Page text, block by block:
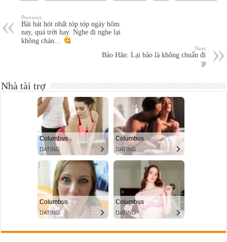
Previous
Bài hát hót nhất tóp tóp ngày hôm
nay, quá trời hay. Nghe đi nghe lại
không chán…
Next
Bảo Hân: Lại bảo là không chuẩn đi
:p
Nhà tài trợ